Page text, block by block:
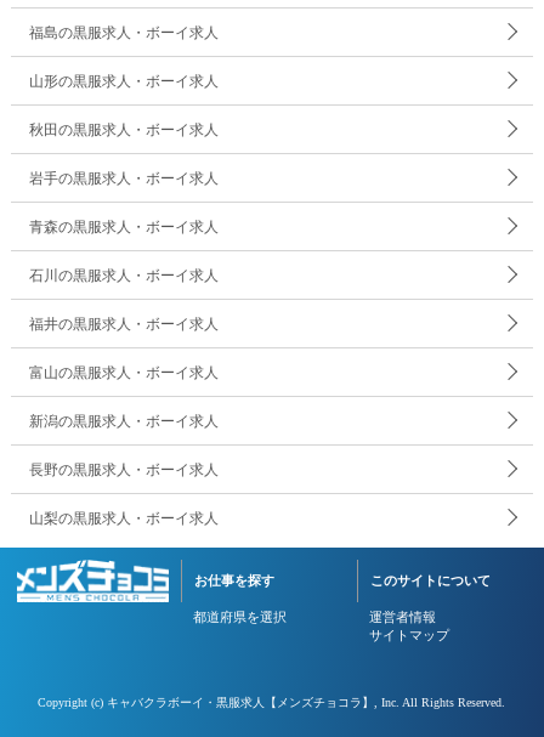
福島の黒服求人・ボーイ求人
山形の黒服求人・ボーイ求人
秋田の黒服求人・ボーイ求人
岩手の黒服求人・ボーイ求人
青森の黒服求人・ボーイ求人
石川の黒服求人・ボーイ求人
福井の黒服求人・ボーイ求人
富山の黒服求人・ボーイ求人
新潟の黒服求人・ボーイ求人
長野の黒服求人・ボーイ求人
山梨の黒服求人・ボーイ求人
お仕事を探す
都道府県を選択
このサイトについて
運営者情報
サイトマップ
Copyright (c) キャバクラボーイ・黒服求人【メンズチョコラ】 , Inc. All Rights Reserved.